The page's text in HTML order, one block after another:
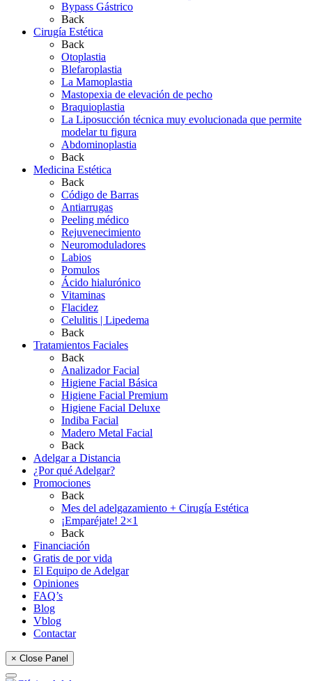
Bypass Gástrico
Back
Cirugía Estética
Back
Otoplastia
Blefaroplastia
La Mamoplastia
Mastopexia de elevación de pecho
Braquioplastia
La Liposucción técnica muy evolucionada que permite
modelar tu figura
Abdominoplastia
Back
Medicina Estética
Back
Código de Barras
Antiarrugas
Peeling médico
Rejuvenecimiento
Neuromoduladores
Labios
Pomulos
Ácido hialurónico
Vitaminas
Flacidez
Celulitis | Lipedema
Back
Tratamientos Faciales
Back
Analizador Facial
Higiene Facial Básica
Higiene Facial Premium
Higiene Facial Deluxe
Indiba Facial
Madero Metal Facial
Back
Adelgar a Distancia
¿Por qué Adelgar?
Promociones
Back
Mes del adelgazamiento + Cirugía Estética
¡Emparéjate! 2×1
Back
Financiación
Gratis de por vida
El Equipo de Adelgar
Opiniones
FAQ’s
Blog
Vblog
Contactar
× Close Panel